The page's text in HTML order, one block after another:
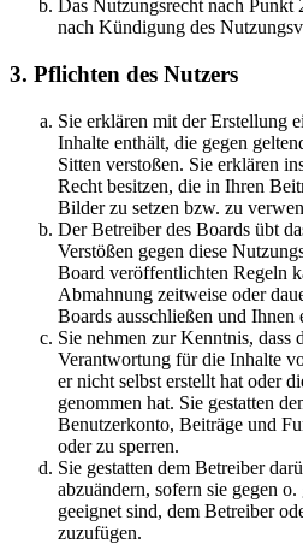
Das Nutzungsrecht nach Punkt
nach Kündigung des
3. Pflichten des Nutzers
Sie erklären mit der Erstellung
Inhalte enthält, die gegen
Sitten verstoßen. Sie erklären
Recht besitzen, die in Ihren
Bilder zu setzen bzw. zu
Der Betreiber des Boards übt
Verstößen gegen diese
Board veröffentlichten Regeln
Abmahnung zeitweise oder
Boards ausschließen und Ihnen
Sie nehmen zur Kenntnis, dass
Verantwortung für die Inhalte
er nicht selbst erstellt hat oder
genommen hat. Sie gestatten
Benutzerkonto, Beiträge und
oder zu sperren.
Sie gestatten dem Betreiber
abzuändern, sofern sie gegen
geeignet sind, dem Betreiber
zuzufügen.